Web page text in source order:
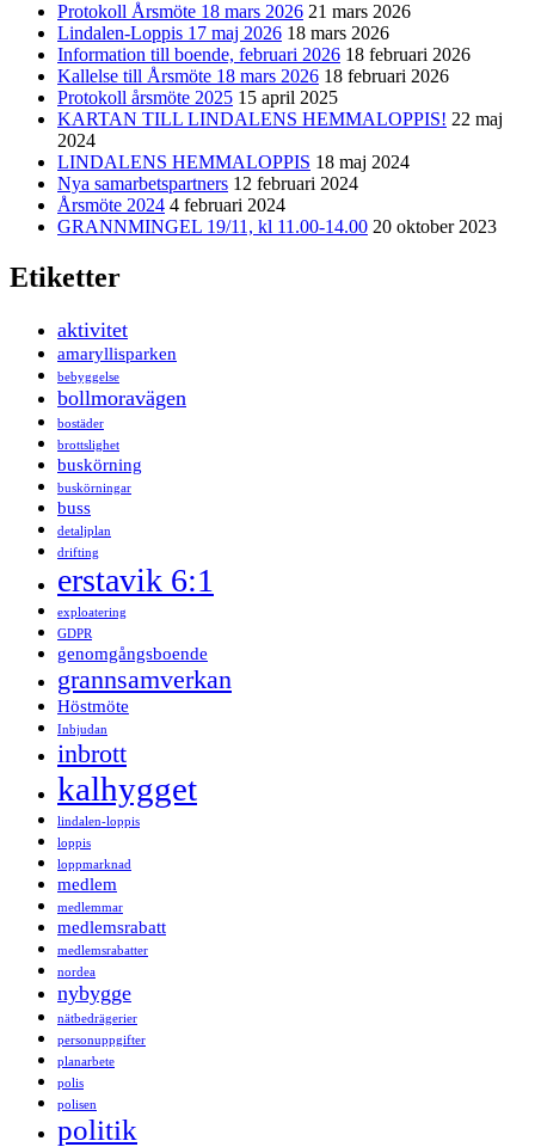
Protokoll Årsmöte 18 mars 2026 21 mars 2026
Lindalen-Loppis 17 maj 2026 18 mars 2026
Information till boende, februari 2026 18 februari 2026
Kallelse till Årsmöte 18 mars 2026 18 februari 2026
Protokoll årsmöte 2025 15 april 2025
KARTAN TILL LINDALENS HEMMALOPPIS! 22 maj
2024
LINDALENS HEMMALOPPIS 18 maj 2024
Nya samarbetspartners 12 februari 2024
Årsmöte 2024 4 februari 2024
GRANNMINGEL 19/11, kl 11.00-14.00 20 oktober 2023
Etiketter
aktivitet
amaryllisparken
bebyggelse
bollmoravägen
bostäder
brottslighet
buskörning
buskörningar
buss
detaljplan
drifting
erstavik 6:1
exploatering
GDPR
genomgångsboende
grannsamverkan
Höstmöte
Inbjudan
inbrott
kalhygget
lindalen-loppis
loppis
loppmarknad
medlem
medlemmar
medlemsrabatt
medlemsrabatter
nordea
nybygge
nätbedrägerier
personuppgifter
planarbete
polis
polisen
politik